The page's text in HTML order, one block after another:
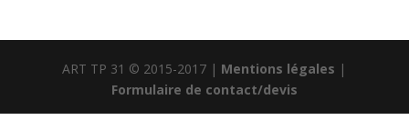
ART TP 31 © 2015-2017 | Mentions légales |
Formulaire de contact/devis